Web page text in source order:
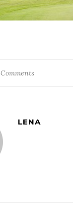
Comments
LENA